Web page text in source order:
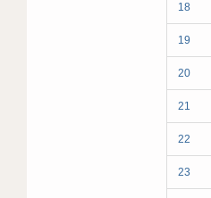
18
19
20
21
22
23